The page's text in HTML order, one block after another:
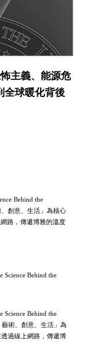
主義、能源危
全球暖化背後
Behind the
創意、生活」為核心
路，傳遞博雅的溫度
Science Behind the
Science Behind the
藝術、創意、生活」為
過線上網路，傳遞博